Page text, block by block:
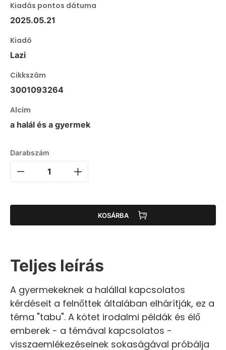
Kiadás pontos dátuma
2025.05.21
Kiadó
Lazi
Cikkszám
3001093264
Alcím
a halál és a gyermek
Darabszám
KOSÁRBA
Teljes leírás
A gyermekeknek a halállal kapcsolatos
kérdéseit a felnőttek általában elhárítják, ez a
téma "tabu". A kötet irodalmi példák és élő
emberek - a témával kapcsolatos -
visszaemlékezéseinek sokaságával próbálja